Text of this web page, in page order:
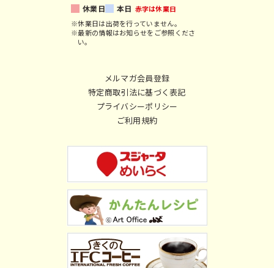
メルマガ会員登録
特定商取引法に基づく表記
プライバシーポリシー
ご利用規約
休業日 本日 赤字は休業日
※休業日は出荷を行っていません。
※最新の情報はお知らせをご参照くださ
い。